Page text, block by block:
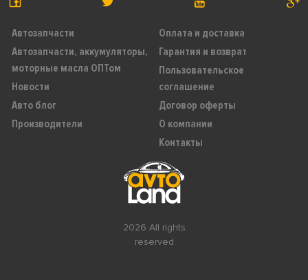
2026 All rights
reserved
Автозапчасти
Автозапчасти, аккумуляторы,
моторные масла ОПТом
Новости
Авто блог
Производители
Оплата и доставка
Гарантия и возврат
Пользовательское
соглашение
Договор оферты
О компании
Контакты